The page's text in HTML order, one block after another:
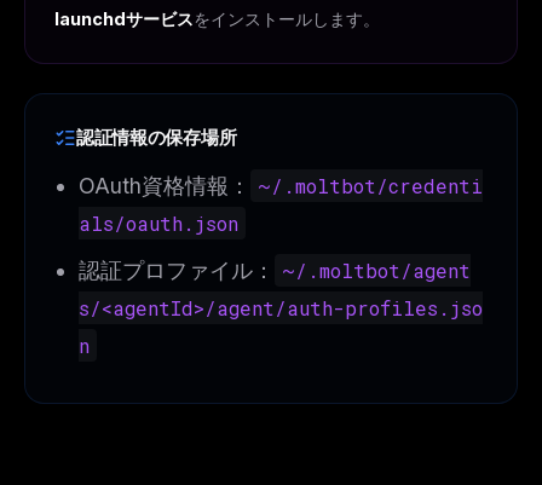
launchdサービスをインストールします。
認証情報の保存場所
OAuth資格情報：
~/.moltbot/credenti
als/oauth.json
認証プロファイル：
~/.moltbot/agent
s/<agentId>/agent/auth-profiles.jso
n
The weekly digest forAI builders
Curated MCP picks, agent skills, rules, and LLM
workflow updates — one email, no noise.
Email address
Get the weekly digest
No spam. Unsubscribe in one click.
Maybe later